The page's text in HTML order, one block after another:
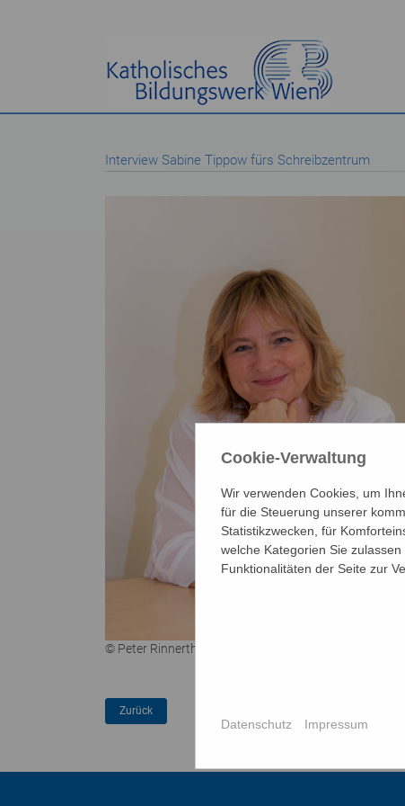
Interview Sabine Tippow fürs Schreibzentrum
© Peter Rinnerthaler | Sabine Tippow
Cookie-Verwaltung
Wir verwenden Cookies, um
für die Steuerung unserer
Statistikzwecken, für
welche Kategorien Sie
Funktionalitäten der Seite zur
Datenschutz Impressum